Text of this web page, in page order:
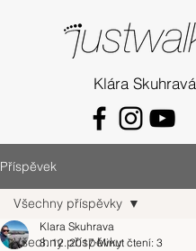
Klára Skuhravá
Příspěvek
Všechny příspěvky
Všechny příspěvky
Klara Skuhrava
8. 12. 2017 Minut čtení: 3